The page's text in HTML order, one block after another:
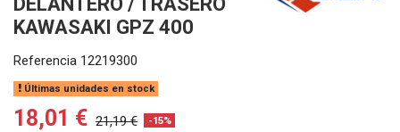
KAWASAKI GPZ 400
Referencia 12219300
Últimas unidades en stock
18,01 € 21,19 € -15%